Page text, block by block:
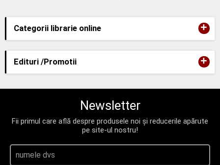
Categorii librarie online +
Edituri /Promotii +
Newsletter
Fii primul care află despre produsele noi și reducerile apărute
pe site-ul nostru!